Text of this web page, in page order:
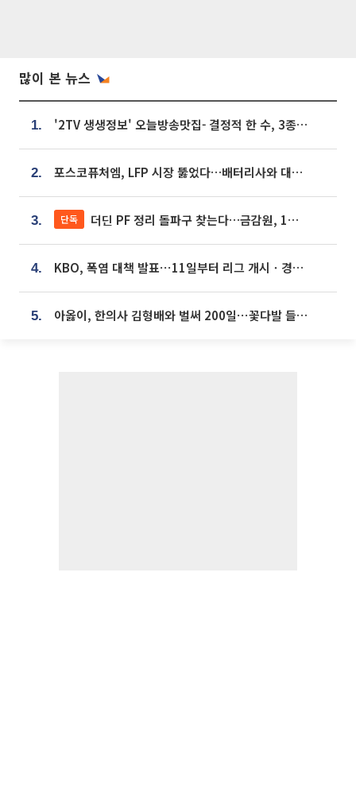
많이 본 뉴스
1. '2TV 생생정보' 오늘방송맛집- 결정적 한 수, 3종 메밀면! 메밀 소바 맛집 '의○○○○'
2. 포스코퓨처엠, LFP 시장 뚫었다…배터리사와 대규모 장기 공급 합의
3. 단독 더딘 PF 정리 돌파구 찾는다…금감원, 1년 반 만에 매각설명회 재개
4. KBO, 폭염 대책 발표⋯11일부터 리그 개시ㆍ경기 오후 7시 시작
5. 아옳이, 한의사 김형배와 벌써 200일⋯꽃다발 들고 "프러포즈 아냐"